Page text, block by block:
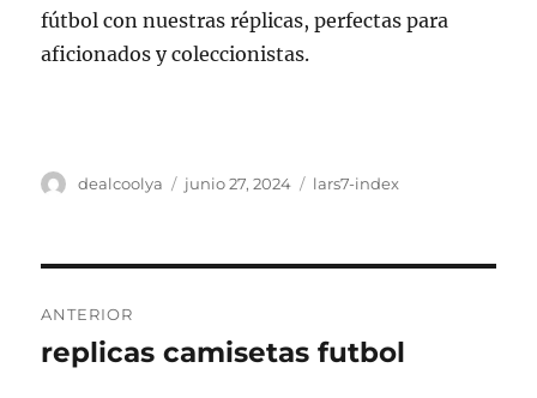
fútbol con nuestras réplicas, perfectas para
aficionados y coleccionistas.
Autor
dealcoolya
Publicado
junio 27, 2024 Categorías
lars7-index
de
ANTERIOR
Entrada
replicas camisetas futbol